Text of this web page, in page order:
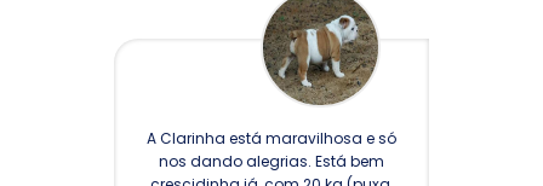
A Clarinha está maravilhosa e só
nos dando alegrias. Está bem